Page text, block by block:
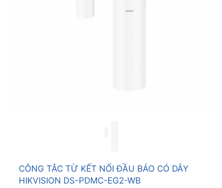
CÔNG TẮC TỪ KẾT NỐI ĐẦU BÁO CÓ DÂY
HIKVISION DS-PDMC-EG2-WB